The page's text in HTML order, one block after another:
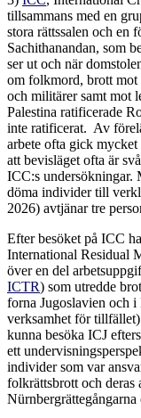
tillsammans med en
stora rättssalen och en
Sachithanandan, som
ser ut och när
om folkmord, brott mot
och militärer samt mot
Palestina ratificerade
inte ratificerat. Av
arbete ofta gick mycket
att bevisläget ofta är
ICC:s undersökningar.
döma individer till
2026) avtjänar tre
Efter besöket på ICC
International Residual
över en del
ICTR) som utredde
forna Jugoslavien och
verksamhet för
kunna besöka ICJ
ett
individer som var
folkrättsbrott och deras